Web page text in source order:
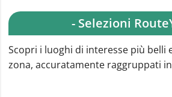
- Selezioni
Scopri i luoghi di interesse più belli
zona, accuratamente raggruppati